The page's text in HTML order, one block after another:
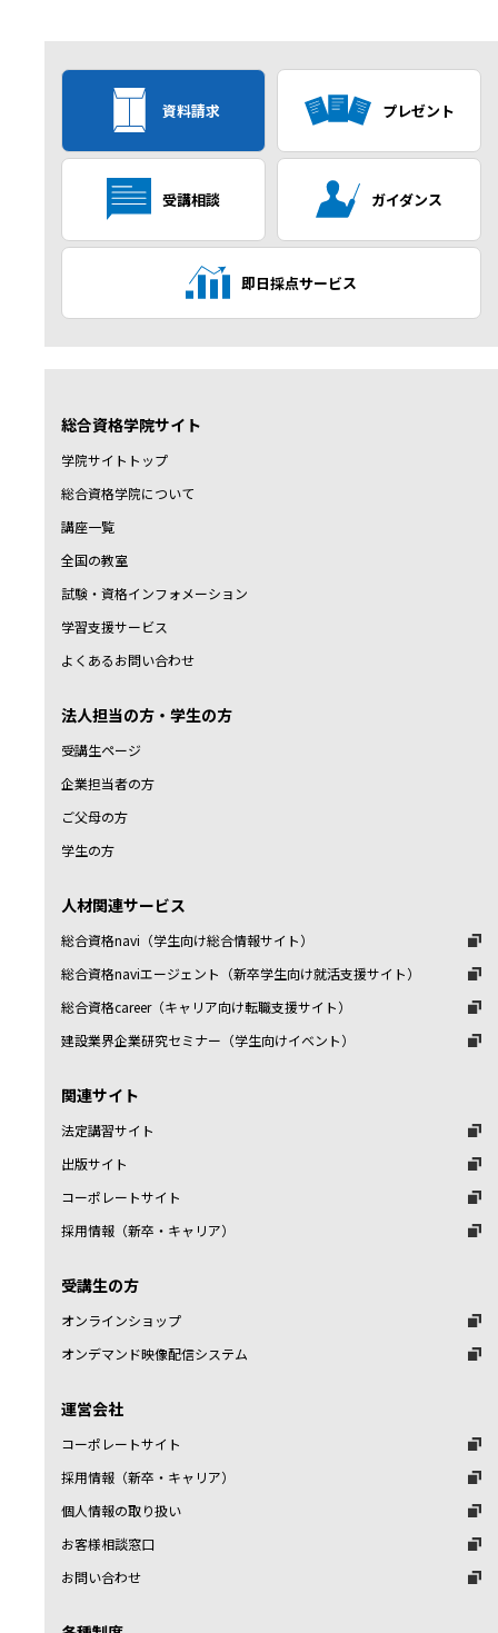
資料請求 プレゼント
受講相談 ガイダンス
即日採点サービス
総合資格学院サイト
学院サイトトップ
総合資格学院について
講座一覧
全国の教室
試験・資格インフォメーション
学習支援サービス
よくあるお問い合わせ
法人担当の方・学生の方
受講生ページ
企業担当者の方
ご父母の方
学生の方
人材関連サービス
総合資格navi（学生向け総合情報サイト）
総合資格naviエージェント（新卒学生向け就活支援サイト）
総合資格career（キャリア向け転職支援サイト）
建設業界企業研究セミナー（学生向けイベント）
関連サイト
法定講習サイト
出版サイト
コーポレートサイト
採用情報（新卒・キャリア）
受講生の方
オンラインショップ
オンデマンド映像配信システム
運営会社
コーポレートサイト
採用情報（新卒・キャリア）
個人情報の取り扱い
お客様相談窓口
お問い合わせ